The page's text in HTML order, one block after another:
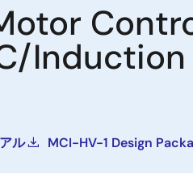
ル MCI-HV-1 Design